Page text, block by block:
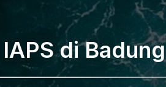
di Badung